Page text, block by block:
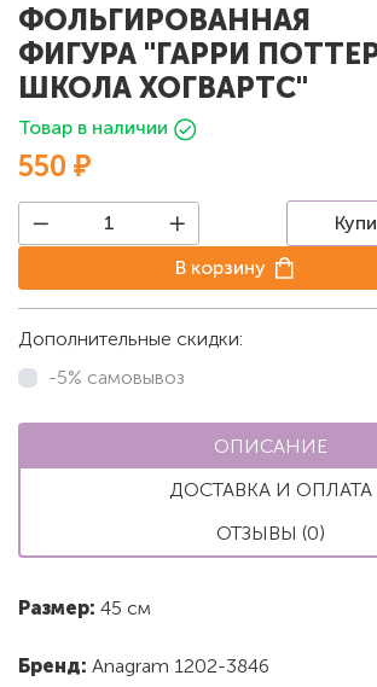
ФОЛЬГИРОВАННАЯ
ФИГУРА "ГАРРИ
ШКОЛА ХОГВАРТС"
Товар в наличии
550 ₽
В корзину
Дополнительные скидки:
-5% самовывоз
ОПИСАНИЕ
ДОСТАВКА И ОПЛАТА
ОТЗЫВЫ (0)
Размер: 45 см
Бренд: Anagram 1202-3846